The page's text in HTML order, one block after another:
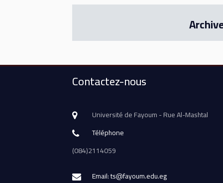
Contactez-nous
Université de Fayoum - Rue Al-Mashtal
Téléphone
(084)2114059
Email: ts@fayoum.edu.eg